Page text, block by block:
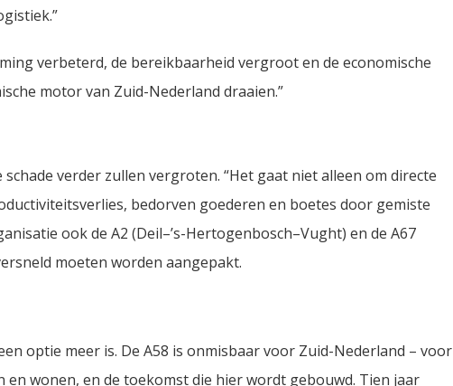
verbeterd, de bereikbaarheid vergroot en de economische
motor van Zuid-Nederland draaien.”
verder zullen vergroten. “Het gaat niet alleen om directe
bedorven goederen en boetes door gemiste
ook de A2 (Deil–’s-Hertogenbosch–Vught) en de A67
moeten worden aangepakt.
optie meer is. De A58 is onmisbaar voor Zuid-Nederland – voor
wonen, en de toekomst die hier wordt gebouwd. Tien jaar